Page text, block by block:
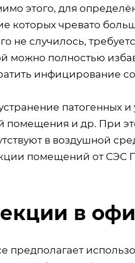
этого, для
которых чревато
не случилось,
полностью
инфицирование
патогенных
помещения и др. При
в воздушной
помещений от СЭС
в